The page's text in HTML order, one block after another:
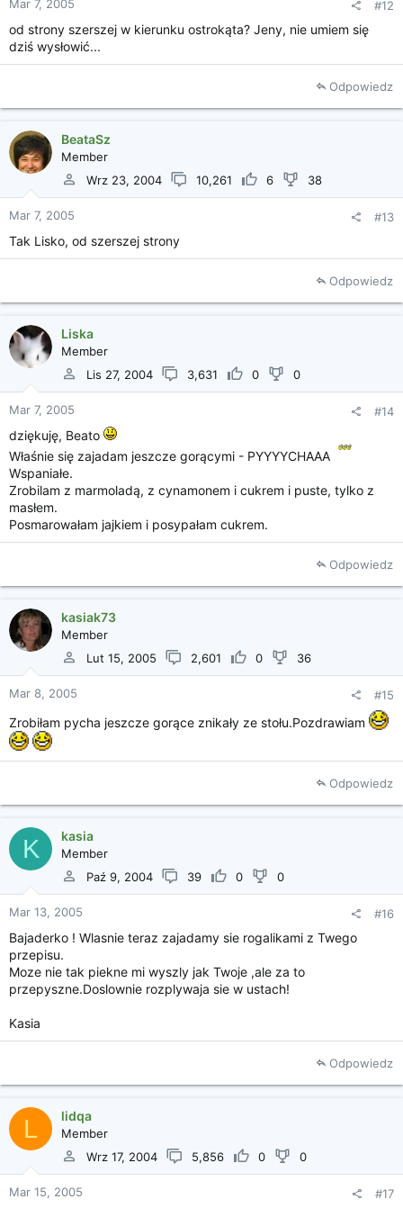
Mar 7, 2005 #12
od strony szerszej w kierunku ostrokąta? Jeny, nie umiem się
dziś wysłowić...
Odpowiedz
BeataSz
Member
Wrz 23, 2004
10,261 6 38
Mar 7, 2005 #13
Tak Lisko, od szerszej strony
Odpowiedz
Liska
Member
Lis 27, 2004
3,631 0 0
Mar 7, 2005 #14
dziękuję, Beato
Właśnie się zajadam jeszcze gorącymi - PYYYYCHAAA
Wspaniałe.
Zrobilam z marmoladą, z cynamonem i cukrem i puste, tylko z
masłem.
Posmarowałam jajkiem i posypałam cukrem.
Odpowiedz
kasiak73
Member
Lut 15, 2005
2,601 0 36
Mar 8, 2005 #15
Zrobiłam pycha jeszcze gorące znikały ze stołu.Pozdrawiam
Odpowiedz
K kasia
Member
Paź 9, 2004
39 0 0
Mar 13, 2005 #16
Bajaderko ! Wlasnie teraz zajadamy sie rogalikami z Twego
przepisu.
Moze nie tak piekne mi wyszly jak Twoje ,ale za to
przepyszne.Doslownie rozplywaja sie w ustach!
Kasia
Odpowiedz
L lidqa
Member
Wrz 17, 2004
5,856 0 0
Mar 15, 2005 #17